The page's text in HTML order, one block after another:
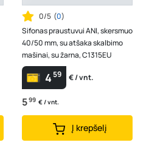
0/5 (0)
Sifonas praustuvui ANI, skersmuo
40/50 mm, su atšaka skalbimo
mašinai, su žarna, C1315EU
459 € / vnt.
599 € / vnt.
Į krepšelį